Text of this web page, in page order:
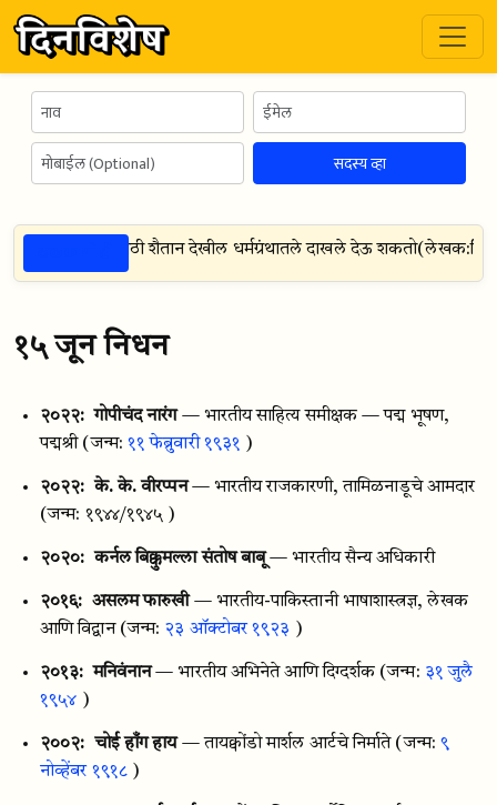
सदस्य व्हा
साध्य करण्यासाठी शैतान देखील धर्मग्रंथातले दाखले देऊ शकतो(लेखक:
१५ जून निधन
२०२२: गोपीचंद नारंग — भारतीय साहित्य समीक्षक — पद्म भूषण,
पद्मश्री (जन्म: ११ फेब्रुवारी १९३१ )
२०२२: के. के. वीरप्पन — भारतीय राजकारणी, तामिळनाडूचे आमदार
(जन्म: १९४४/१९४५ )
२०२०: कर्नल बिक्कुमल्ला संतोष बाबू — भारतीय सैन्य अधिकारी
२०१६: असलम फारुखी — भारतीय-पाकिस्तानी भाषाशास्त्रज्ञ, लेखक
आणि विद्वान (जन्म: २३ ऑक्टोबर १९२३ )
२०१३: मनिवंनान — भारतीय अभिनेते आणि दिग्दर्शक (जन्म: ३१ जुलै
१९५४ )
२००२: चोई हाँग हाय — तायक्वोंडो मार्शल आर्टचे निर्माते (जन्म: ९
नोव्हेंबर १९१८)